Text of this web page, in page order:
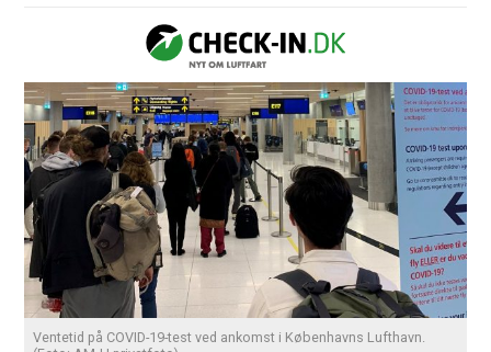
Ventetid på COVID-19-test ved ankomst i Københavns Lufthavn.